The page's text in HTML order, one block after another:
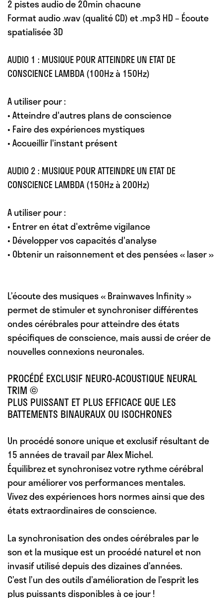
2 pistes audio de 20min chacune
Format audio .wav (qualité CD) et .mp3 HD – Écoute
spatialisée 3D
AUDIO 1 : MUSIQUE POUR ATTEINDRE UN ETAT DE
CONSCIENCE LAMBDA (100Hz à 150Hz)
A utiliser pour :
• Atteindre d'autres plans de conscience
• Faire des expériences mystiques
• Accueillir l'instant présent
AUDIO 2 : MUSIQUE POUR ATTEINDRE UN ETAT DE
CONSCIENCE LAMBDA (150Hz à 200Hz)
A utiliser pour :
• Entrer en état d'extrême vigilance
• Développer vos capacités d'analyse
• Obtenir un raisonnement et des pensées « laser »
L’écoute des musiques « Brainwaves Infinity »
permet de stimuler et synchroniser différentes
ondes cérébrales pour atteindre des états
spécifiques de conscience, mais aussi de créer de
nouvelles connexions neuronales.
PROCÉDÉ EXCLUSIF NEURO-ACOUSTIQUE NEURAL
TRIM ©
PLUS PUISSANT ET PLUS EFFICACE QUE LES
BATTEMENTS BINAURAUX OU ISOCHRONES
Un procédé sonore unique et exclusif résultant de
15 années de travail par Alex Michel.
Équilibrez et synchronisez votre rythme cérébral
pour améliorer vos performances mentales.
Vivez des expériences hors normes ainsi que des
états extraordinaires de conscience.
La synchronisation des ondes cérébralespar le
son et la musique est un procédé naturel et non
invasif utilisé depuis des dizaines d’années.
C’est l’un desoutils d’amélioration de l’esprit les
plus puissantsdisponibles à ce jour !